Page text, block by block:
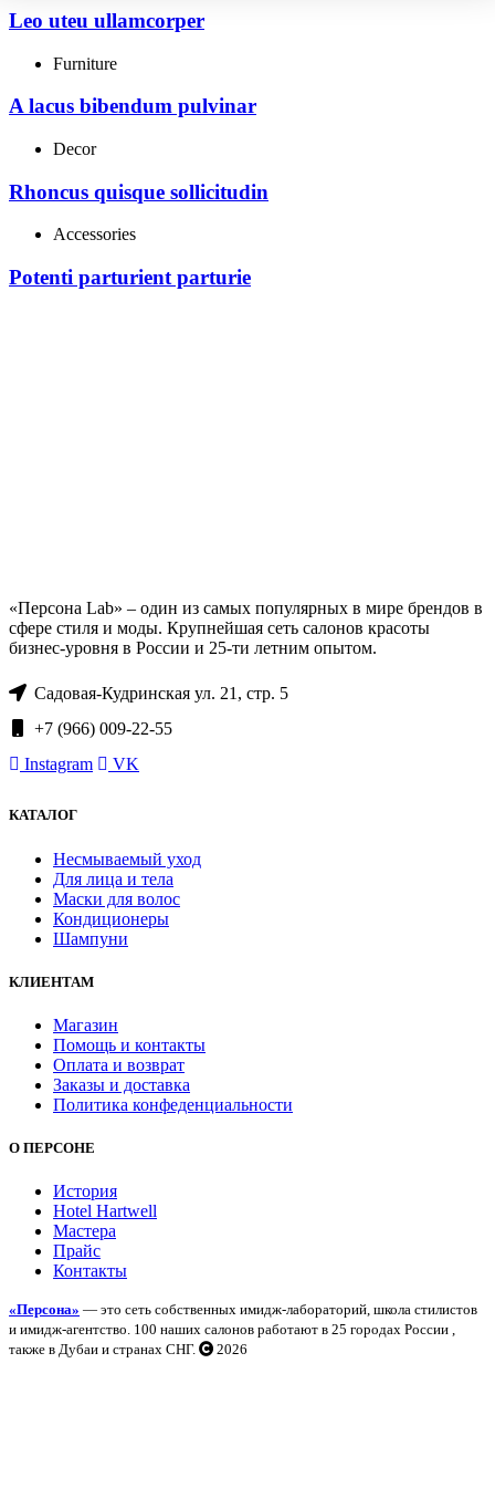
Leo uteu ullamcorper
Furniture
A lacus bibendum pulvinar
Decor
Rhoncus quisque sollicitudin
Accessories
Potenti parturient parturie
«Персона Lab» – один из самых популярных в мире брендов в
сфере стиля и моды. Крупнейшая сеть салонов красоты
бизнес-уровня в России и 25-ти летним опытом.
Садовая-Кудринская ул. 21, стр. 5
+7 (966) 009-22-55
Instagram
VK
КАТАЛОГ
Несмываемый уход
Для лица и тела
Маски для волос
Кондиционеры
Шампуни
КЛИЕНТАМ
Магазин
Помощь и контакты
Оплата и возврат
Заказы и доставка
Политика конфеденциальности
О ПЕРСОНЕ
История
Hotel Hartwell
Мастера
Прайс
Контакты
«Персона» — это сеть собственных имидж-лабораторий, школа стилистов
и имидж-агентство. 100 наших салонов работают в 25 городах России ,
также в Дубаи и странах СНГ.
2026